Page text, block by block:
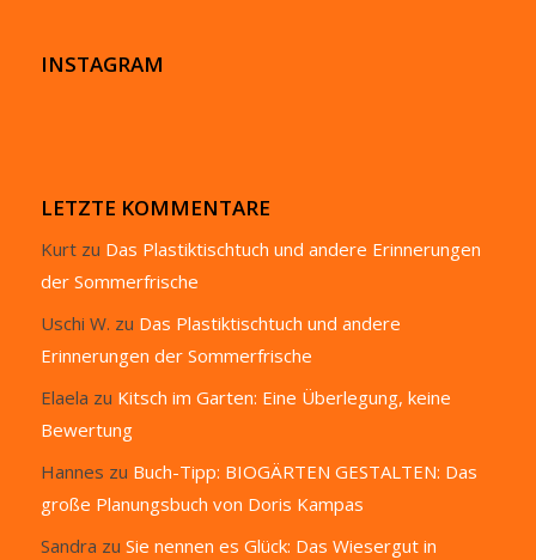
INSTAGRAM
LETZTE KOMMENTARE
Kurtzu Das Plastiktischtuch und andere Erinnerungen
der Sommerfrische
Uschi W. zu Das Plastiktischtuch und andere
Erinnerungen der Sommerfrische
Elaela zu Kitsch im Garten: Eine Überlegung, keine
Bewertung
Hannes zu Buch-Tipp: BIOGÄRTEN GESTALTEN: Das
große Planungsbuch von Doris Kampas
Sandra zu Sie nennen es Glück: Das Wiesergut in